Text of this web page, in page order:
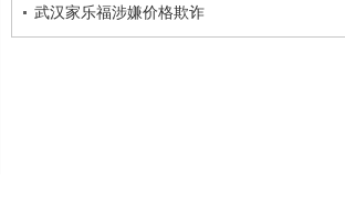
武汉家乐福涉嫌价格欺诈